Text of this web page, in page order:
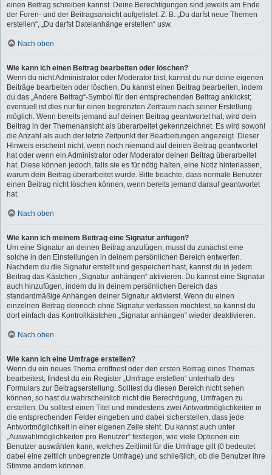
einen Beitrag schreiben kannst. Deine Berechtigungen sind jeweils am Ende
der Foren- und der Beitragsansicht aufgelistet. Z. B. „Du darfst neue Themen
erstellen“, „Du darfst Dateianhänge erstellen“ usw.
Nach oben
Wie kann ich einen Beitrag bearbeiten oder löschen?
Wenn du nicht Administrator oder Moderator bist, kannst du nur deine eigenen
Beiträge bearbeiten oder löschen. Du kannst einen Beitrag bearbeiten, indem
du das „Ändere Beitrag“-Symbol für den entsprechenden Beitrag anklickst;
eventuell ist dies nur für einen begrenzten Zeitraum nach seiner Erstellung
möglich. Wenn bereits jemand auf deinen Beitrag geantwortet hat, wird dein
Beitrag in der Themenansicht als überarbeitet gekennzeichnet. Es wird sowohl
die Anzahl als auch der letzte Zeitpunkt der Bearbeitungen angezeigt. Dieser
Hinweis erscheint nicht, wenn noch niemand auf deinen Beitrag geantwortet
hat oder wenn ein Administrator oder Moderator deinen Beitrag überarbeitet
hat. Diese können jedoch, falls sie es für nötig halten, eine Notiz hinterlassen,
warum dein Beitrag überarbeitet wurde. Bitte beachte, dass normale Benutzer
einen Beitrag nicht löschen können, wenn bereits jemand darauf geantwortet
hat.
Nach oben
Wie kann ich meinem Beitrag eine Signatur anfügen?
Um eine Signatur an deinen Beitrag anzufügen, musst du zunächst eine
solche in den Einstellungen in deinem persönlichen Bereich entwerfen.
Nachdem du die Signatur erstellt und gespeichert hast, kannst du in jedem
Beitrag das Kästchen „Signatur anhängen“ aktivieren. Du kannst eine Signatur
auch hinzufügen, indem du in deinem persönlichen Bereich das
standardmäßige Anhängen deiner Signatur aktivierst. Wenn du einen
einzelnen Beitrag dennoch ohne Signatur verfassen möchtest, so kannst du
dort einfach das Kontrollkästchen „Signatur anhängen“ wieder deaktivieren.
Nach oben
Wie kann ich eine Umfrage erstellen?
Wenn du ein neues Thema eröffnest oder den ersten Beitrag eines Themas
bearbeitest, findest du ein Register „Umfrage erstellen“ unterhalb des
Formulars zur Beitragserstellung. Solltest du diesen Bereich nicht sehen
können, so hast du wahrscheinlich nicht die Berechtigung, Umfragen zu
erstellen. Du solltest einen Titel und mindestens zwei Antwortmöglichkeiten in
die entsprechenden Felder eingeben und dabei sicherstellen, dass jede
Antwortmöglichkeit in einer eigenen Zeile steht. Du kannst auch unter
„Auswahlmöglichkeiten pro Benutzer“ festlegen, wie viele Optionen ein
Benutzer auswählen kann, welches Zeitlimit für die Umfrage gilt (0 bedeutet
dabei eine zeitlich unbegrenzte Umfrage) und schließlich, ob die Benutzer ihre
Stimme ändern können.